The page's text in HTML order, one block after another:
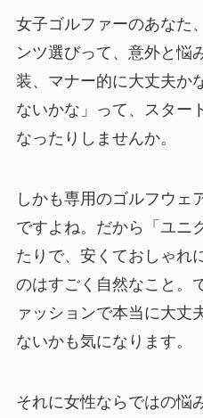
女子ゴルファーのあなた
ンツ選びって、意外と悩
装、マナー的に大丈夫か
ないかな」って、スター
なったりしませんか。
しかも専用のゴルフウェ
ですよね。だから「ユニ
たりで、安くておしゃれ
のはすごく自然なこと。
ァッションで本当に大丈
ないかも気になります。
それに女性ならではの悩